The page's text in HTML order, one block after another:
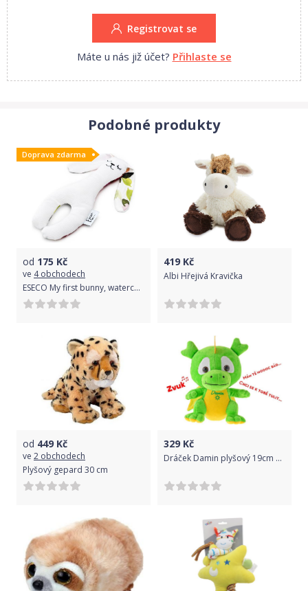
Registrovat se
Máte u nás již účet? Přihlaste se
Podobné produkty
Doprava zdarma
od 175 Kč
ve 4 obchodech
ESECO My first bunny, watercolor flowers
419 Kč
Albi Hřejivá Kravička
od 449 Kč
ve 2 obchodech
Plyšový gepard 30 cm
329 Kč
Dráček Damin plyšový 19cm na baterie